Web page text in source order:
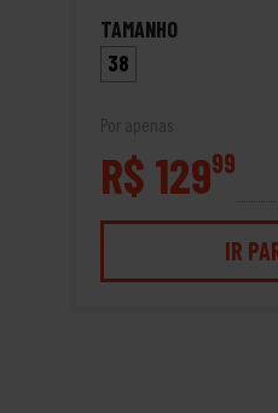
TAMANHO
38
Por apenas
R$ 12999
IR